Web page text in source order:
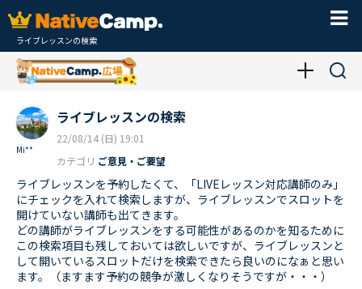
ライブレッスンの検索
Mi**
ライブレッスンの検索
22/08/14 (日) 19:01
カテゴリ ご意見・ご要望
ライブレッスンを予約したくて、「LIVEレッスン対応講師のみ」
にチェックを入れて検索しますが、ライブレッスンでスロットを
開けていない講師も出てきます。
どの講師がライブレッスンをする可能性があるのかを知るために
この検索項目も残しておいては欲しいですが、ライブレッスンと
して開いているスロットだけを検索できたら良いのになぁと思い
ます。（ますます予約の競争が激しくなりそうですが・・・）